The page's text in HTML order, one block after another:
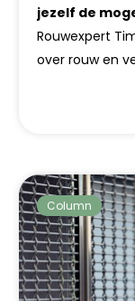
jezelf de
Rouwexpert
over rouw en
Column